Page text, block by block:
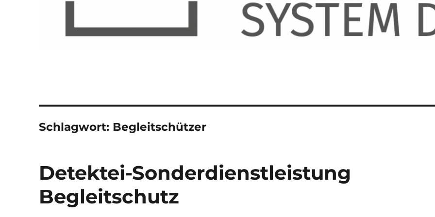
Schlagwort: Begleitschützer
Detektei-Sonderdienstleistung
Begleitschutz